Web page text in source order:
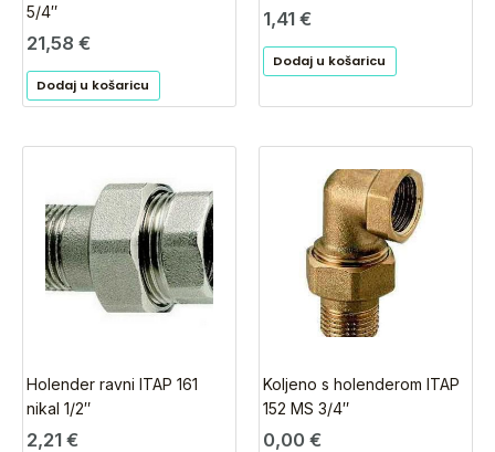
5/4″
21,58 €
Dodaj u košaricu
1,41 €
Dodaj u košaricu
Holender ravni ITAP 161
nikal 1/2″
2,21 €
Koljeno s holenderom ITAP
152 MS 3/4″
0,00 €